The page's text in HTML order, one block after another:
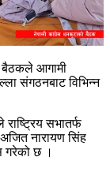
बैठकले आगामी
संगठनबाट विभिन्न
सभातर्फ
नारायण सिंह
गरेको छ ।